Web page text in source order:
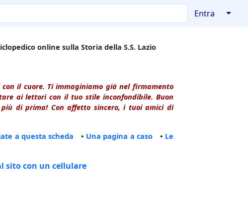
Entra ↓
online sulla Storia della S.S. Lazio
il cuore. Ti immaginiamo già nel firmamento
ai lettori con il tuo stile inconfondibile. Buon
più di prima! Con affetto sincero, i tuoi amici di
a questa scheda • Una pagina a caso • Le
sito con un cellulare